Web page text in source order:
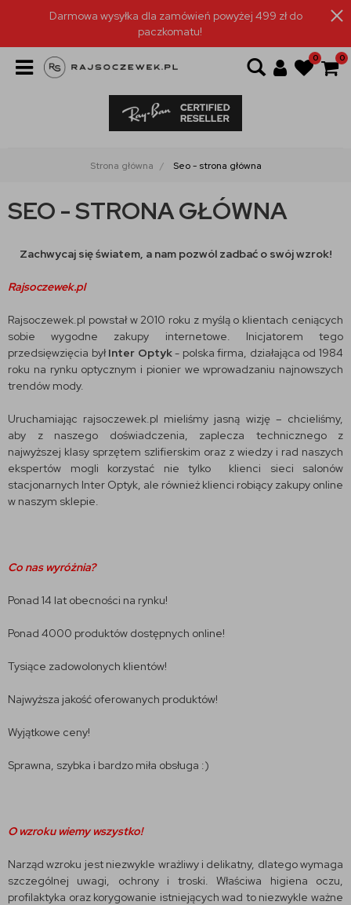
Darmowa wysyłka dla zamówień powyżej 499 zł do
paczkomatu!
0 0
Strona główna Seo - strona główna
SEO - STRONA GŁÓWNA
Zachwycaj się światem, a nam pozwól zadbać o swój wzrok!
Rajsoczewek.pl
Rajsoczewek.pl powstał w 2010 roku z myślą o klientach ceniących
sobie wygodne zakupy internetowe. Inicjatorem tego
przedsięwzięcia byłInter Optyk- polska firma, działająca od 1984
roku na rynku optycznym i pionier we wprowadzaniu najnowszych
trendów mody.
Uruchamiając rajsoczewek.pl mieliśmy jasną wizję – chcieliśmy,
aby z naszego doświadczenia, zaplecza technicznego z
najwyższej klasy sprzętem szlifierskim oraz z wiedzy i rad naszych
ekspertów mogli korzystać nie tylko klienci sieci salonów
stacjonarnych Inter Optyk, ale również klienci robiący zakupy online
w naszym sklepie.
Co nas wyróżnia?
Ponad 14 lat obecności na rynku!
Ponad 4000 produktów dostępnych online!
Tysiące zadowolonych klientów!
Najwyższa jakość oferowanych produktów!
Wyjątkowe ceny!
Sprawna, szybka i bardzo miła obsługa :)
O wzroku wiemy wszystko!
Narząd wzroku jest niezwykle wrażliwy i delikatny, dlatego wymaga
szczególnej uwagi, ochrony i troski. Właściwa higiena oczu,
profilaktyka oraz korygowanie istniejących wad to niezwykle ważne